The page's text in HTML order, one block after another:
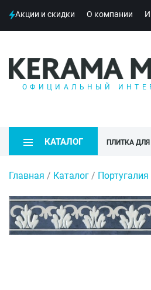
Акции и скидки О компании
ОФИЦИАЛЬНЫЙ
КАТАЛОГ ПЛИТКА
Главная / Каталог / Португалия